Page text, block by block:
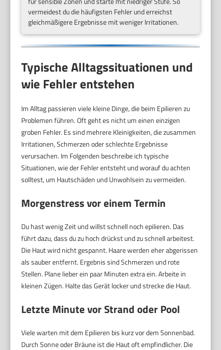
vermeidest du die häufigsten Fehler und erreichst
gleichmäßigere Ergebnisse mit weniger Irritationen.
Typische Alltagssituationen und
wie Fehler entstehen
Im Alltag passieren viele kleine Dinge, die beim Epilieren zu
Problemen führen. Oft geht es nicht um einen einzigen
groben Fehler. Es sind mehrere Kleinigkeiten, die zusammen
Irritationen, Schmerzen oder schlechte Ergebnisse
verursachen. Im Folgenden beschreibe ich typische
Situationen, wie der Fehler entsteht und worauf du achten
solltest, um Hautschäden und Unwohlsein zu vermeiden.
Morgenstress vor einem Termin
Du hast wenig Zeit und willst schnell noch epilieren. Das
führt dazu, dass du zu hoch drückst und zu schnell arbeitest.
Die Haut wird nicht gespannt. Haare werden eher abgerissen
als sauber entfernt. Ergebnis sind Schmerzen und rote
Stellen. Plane lieber ein paar Minuten extra ein. Arbeite in
kleinen Zügen. Halte das Gerät locker und strecke die Haut.
Letzte Minute vor Strand oder Pool
Viele warten mit dem Epilieren bis kurz vor dem Sonnenbad.
Durch Sonne oder Bräune ist die Haut oft empfindlicher. Die